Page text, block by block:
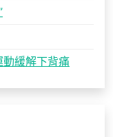
緩解下背痛